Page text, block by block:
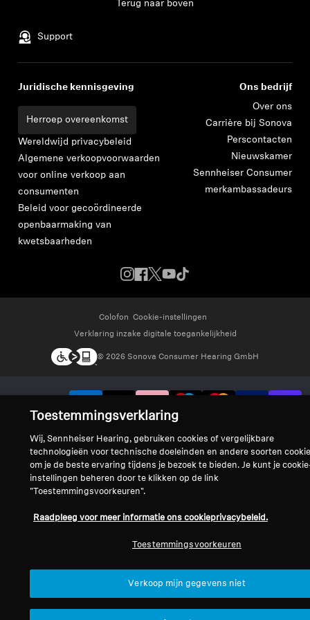
Support
Terug naar boven
Juridische kennisgeving
Herroep overeenkomst
Wereldwijd privacybeleid
Algemene verkoopvoorwaarden
voor online verkoop aan
consumenten
Beleid voor gecoördineerde
openbaarmaking van
kwetsbaarheden
Ons bedrijf
Over ons
Carrière bij Sonova
Perscontacten
Nieuwskamer
Sennheiser Consumer
merkambassadeurs
Colofon Cookie-instellingen
Verklaring inzake digitale toegankelijkheid
© 2026 Sonova Consumer Hearing GmbH
Toestemmingsverklaring
Wij, Sennheiser Hearing, gebruiken cookies of vergelijkbare
technologieën voor technische doeleinden en andere soorten
om je de beste ervaring tijdens je bezoek te bieden. Je kunt je
instellingen beheren door te klikken op de link
"Toestemmingsvoorkeuren".
Raadpleeg voor meer informatie ons cookieprivacybeleid.
Toestemmingsvoorkeuren
Verkoop mijn gegevens niet